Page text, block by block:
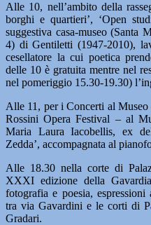
Alle 10, nell’ambito della
borghi e quartieri’, ‘Open
suggestiva casa-museo (Santa
4) di Gentiletti (1947-2010),
cesellatore la cui poetica
delle 10 è gratuita mentre nel
nel pomeriggio 15.30-19.30)
Alle 11, per i Concerti al
Rossini Opera Festival – al
Maria Laura Iacobellis, ex
Zedda’, accompagnata al
Alle 18.30 nella corte di
XXXI edizione della
fotografia e poesia,
tra via Gavardini e le corti di
Gradari.